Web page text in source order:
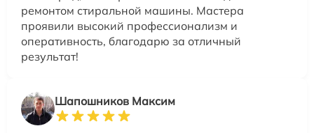
ремонтом стиральной машины. Мастера
проявили высокий профессионализм и
оперативность, благодарю за отличный
результат!
Шапошников Максим